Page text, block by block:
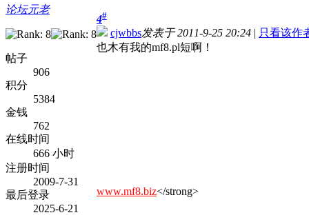
论坛元老
帖子
906
积分
5384
金钱
762
在线时间
666 小时
注册时间
2009-7-31
最后登录
2025-6-21
4#
cjwbbs发表于 2011-9-25 20:24 | 只看该作
也木有我的mf8.pl短啊！
www.mf8.biz</strong>